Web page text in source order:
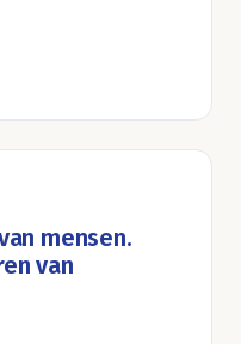
mensen.
van